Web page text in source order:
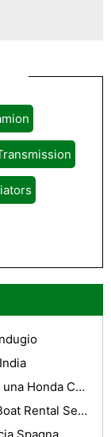
Come risolvere il sistema di guida in una Honda CR-V
Una guida per scegliere la migliore Boat Rental Service Provider